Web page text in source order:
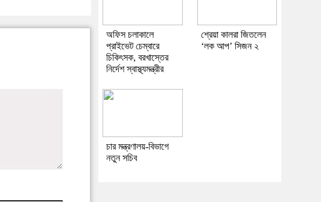
অফিস চলাকালে
প্রাইভেট চেম্বারে
চিকিৎসক, বরখাস্তের
নির্দেশ স্বাস্থ্যমন্ত্রীর
শ্রেয়া কালরা জিতলেন
‘লক আপ’ সিজন ২
চার মন্ত্রণালয়-বিভাগে
নতুন সচিব